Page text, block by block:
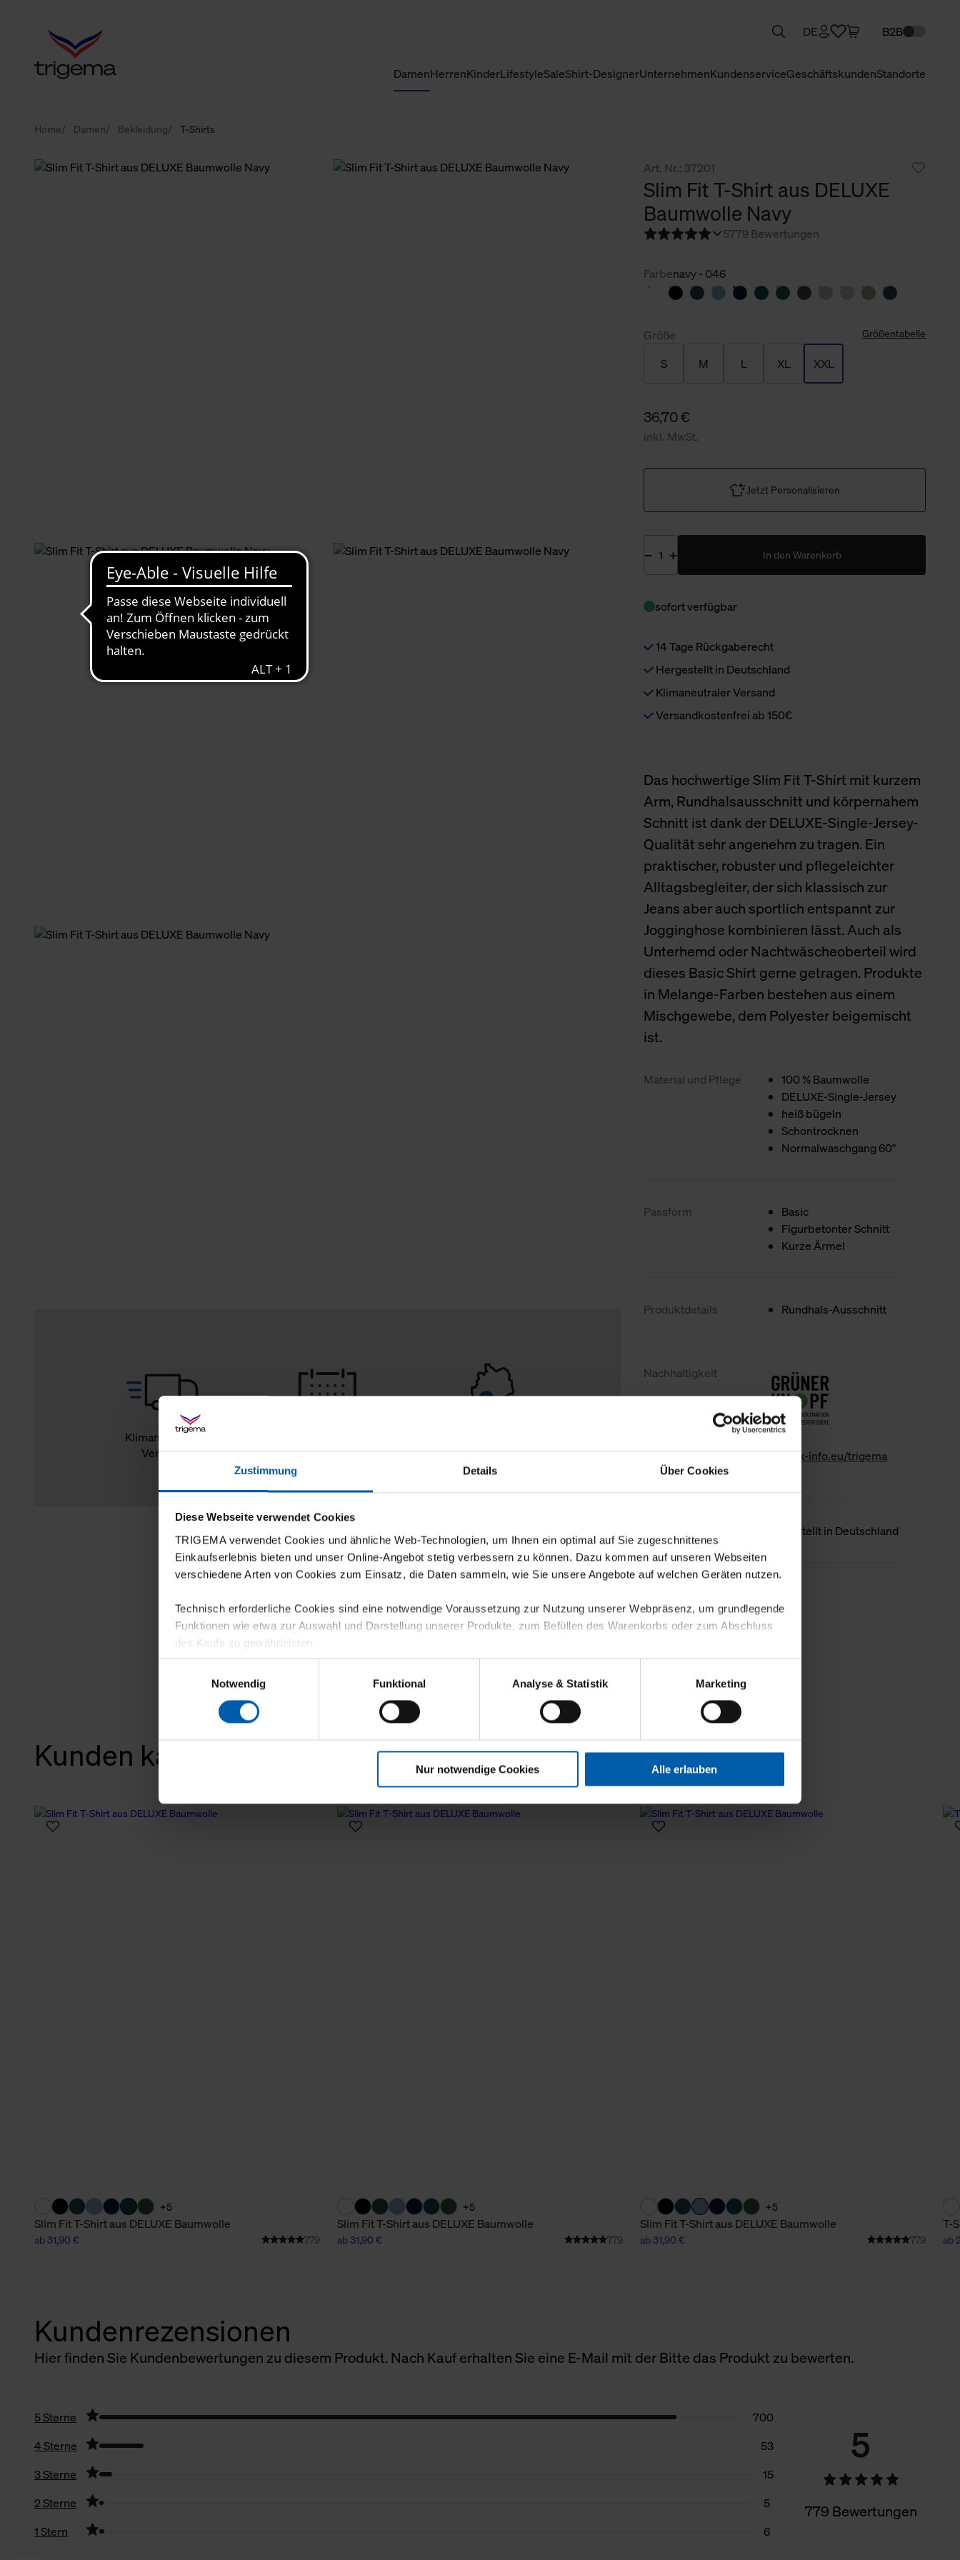
Zustimmung Details Über Cookies
Diese Webseite verwendet Cookies
TRIGEMA verwendet Cookies und ähnliche Web-Technologien, um Ihnen ein optimal auf Sie zugeschnittenes
Einkaufserlebnis bieten und unser Online-Angebot stetig verbessern zu können. Dazu kommen auf unseren Webseiten
verschiedene Arten von Cookies zum Einsatz, die Daten sammeln, wie Sie unsere Angebote auf welchen Geräten nutzen.
Technisch erforderliche Cookies sind eine notwendige Voraussetzung zur Nutzung unserer Webpräsenz, um grundlegende
Funktionen wie etwa zur Auswahl und Darstellung unserer Produkte, zum Befüllen des Warenkorbs oder zum Abschluss
des Kaufs zu gewährleisten.
Für die Darstellung personalisierter Angebote, Anzeigen und Inhalte aufgrund Ihres Nutzerverhaltens und Ihres Profils
sowie für Marketing-, Statistik- und Tracking-Zwecke zur Analyse und Optimierung unserer Webpräsenz speichern wir
personenbezogene Informationen. Diese übermitteln wir in anonymisierter Form an Dritte wie etwa unsere
Klicken Sie auf "Alle erlauben", damit wir alle Cookies und Web-Technologien für Ihr personalisiertes Einkaufserlebnis
verwenden dürfen. Über die jeweiligen Schaltflächen können Sie die Arten der Cookies selbst festlegen, die Sie erlauben
erlauben möchten, verwenden wir lediglich die erwähnten technisch erforderlichen Cookies.
Notwendig
Funktional Analyse & Statistik Marketing
Nur notwendige Cookies Alle erlauben
DamenHerrenKinderLifestyleSaleShirt-DesignerUnternehmenKundenserviceGeschäftskundenStandorte
DE B2B
Home Damen Bekleidung T-Shirts
Klimaneutraler
Versand
Rückgaberecht
Burladingen
Art. Nr.: 37201
Slim Fit T-Shirt aus DELUXE
Baumwolle Navy
5779 Bewertungen
Farbenavy - 046
Größe Größentabelle
S M L XL XXL
36,70 €
inkl. MwSt.
Jetzt Personalisieren
In den Warenkorb
sofort verfügbar
14 Tage Rückgaberecht
Hergestellt in Deutschland
Klimaneutraler Versand
Versandkostenfrei ab 150€
Das hochwertige Slim Fit T-Shirt mit kurzem
Arm, Rundhalsausschnitt und körpernahem
Schnitt ist dank der DELUXE-Single-Jersey-
Qualität sehr angenehm zu tragen. Ein
praktischer, robuster und pflegeleichter
Alltagsbegleiter, der sich klassisch zur
Jeans aber auch sportlich entspannt zur
Jogginghose kombinieren lässt. Auch als
Unterhemd oder Nachtwäscheoberteil wird
dieses Basic Shirt gerne getragen. Produkte
in Melange-Farben bestehen aus einem
Mischgewebe, dem Polyester beigemischt
ist.
Material und Pflege
100 % Baumwolle
DELUXE-Single-Jersey
heiß bügeln
Schontrocknen
Normalwaschgang 60°
Passform
Basic
Figurbetonter Schnitt
Kurze Ärmel
Produktdetails Rundhals-Ausschnitt
Nachhaltigkeit
www.gk-info.eu/trigema
Hergestellt in Deutschland
Kunden kauften auch
+5
Slim Fit T-Shirt aus DELUXE Baumwolle
ab 31,90 € 779
+5
Slim Fit T-Shirt aus DELUXE Baumwolle
ab 31,90 € 779
+5
Slim Fit T-Shirt aus DELUXE Baumwolle
ab 31,90 € 779
T-
ab
Kundenrezensionen
Hier finden Sie Kundenbewertungen zu diesem Produkt. Nach Kauf erhalten Sie eine E-Mail mit der Bitte das Produkt zu bewerten.
5
779 Bewertungen
5 Sterne
700
4 Sterne
53
3 Sterne
15
2 Sterne
5
1 Stern
6